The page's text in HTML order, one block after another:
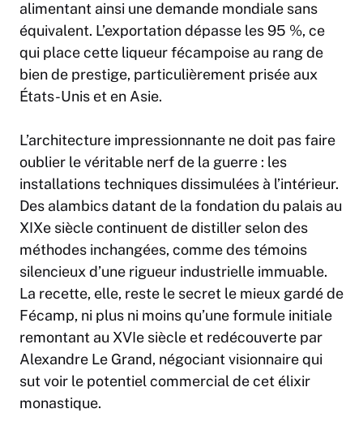
alimentant ainsi une demande mondiale sans
équivalent. L’exportation dépasse les 95 %, ce
qui place cette liqueur fécampoise au rang de
bien de prestige, particulièrement prisée aux
États-Unis et en Asie.
L’architecture impressionnante ne doit pas faire
oublier le véritable nerf de la guerre : les
installations techniques dissimulées à l’intérieur.
Des alambics datant de la fondation du palais au
XIXe siècle continuent de distiller selon des
méthodes inchangées, comme des témoins
silencieux d’une rigueur industrielle immuable.
La recette, elle, reste le secret le mieux gardé de
Fécamp, ni plus ni moins qu’une formule initiale
remontant au XVIe siècle et redécouverte par
Alexandre Le Grand, négociant visionnaire qui
sut voir le potentiel commercial de cet élixir
monastique.